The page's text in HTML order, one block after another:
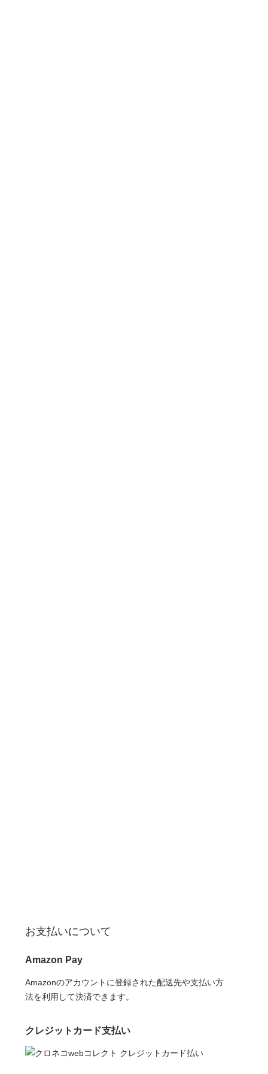
お支払いについて
Amazon Pay
Amazonのアカウントに登録された配送先や支払い方
法を利用して決済できます。
クレジットカード支払い